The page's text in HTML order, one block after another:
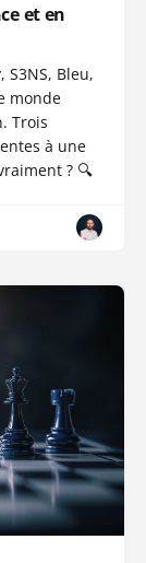
et en
Bleu,
monde
Trois
à une
? 🔍